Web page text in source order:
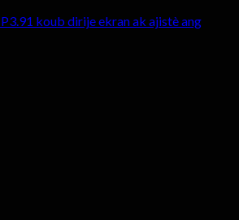
koub dirije ekran ak ajistè ang